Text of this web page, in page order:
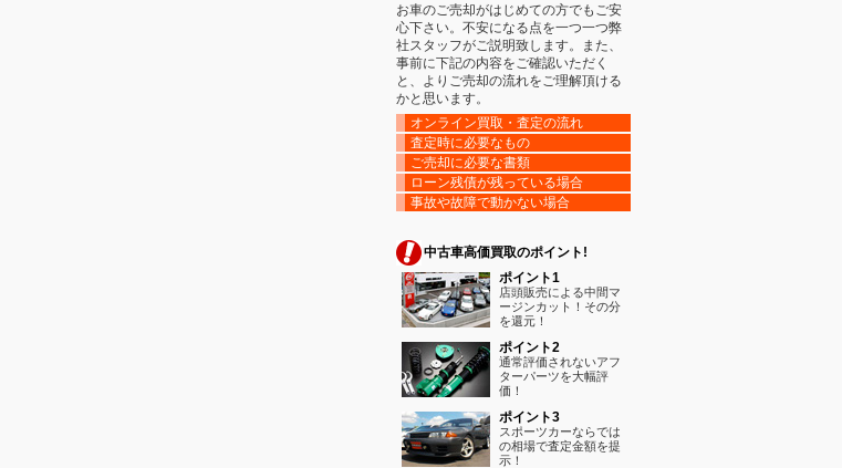
お車のご売却がはじめての方でもご安
心下さい。不安になる点を一つ一つ弊
社スタッフがご説明致します。また、
事前に下記の内容をご確認いただく
と、よりご売却の流れをご理解頂ける
かと思います。
オンライン買取・査定の流れ
査定時に必要なもの
ご売却に必要な書類
ローン残債が残っている場合
事故や故障で動かない場合
中古車高価買取のポイント!
ポイント1
店頭販売による中間マ
ージンカット！その分
を還元！
ポイント2
通常評価されないアフ
ターパーツを大幅評
価！
ポイント3
スポーツカーならでは
の相場で査定金額を提
示！